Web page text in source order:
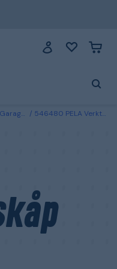
Garageinredning 546480 PELA Verktygsskåp 600x458x2000 mm Röd/svart